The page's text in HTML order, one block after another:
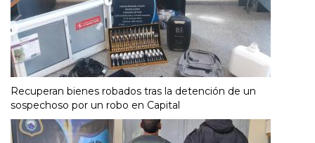
Recuperan bienes robados tras la detención de un
sospechoso por un robo en Capital